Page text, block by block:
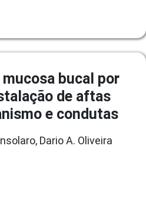
bucal por
de aftas
e condutas
Dario A. Oliveira